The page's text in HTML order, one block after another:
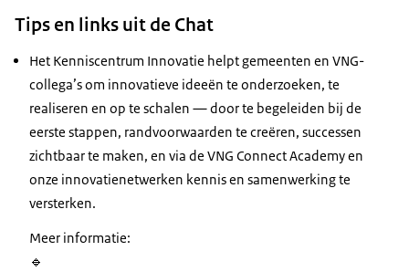
Tips en links uit de Chat
Het Kenniscentrum Innovatie helpt gemeenten en VNG-
collega’s om innovatieve ideeën te onderzoeken, te
realiseren en op te schalen — door te begeleiden bij de
eerste stappen, randvoorwaarden te creëren, successen
zichtbaar te maken, en via de VNG Connect Academy en
onze innovatienetwerken kennis en samenwerking te
versterken.
Meer informatie:
🔹